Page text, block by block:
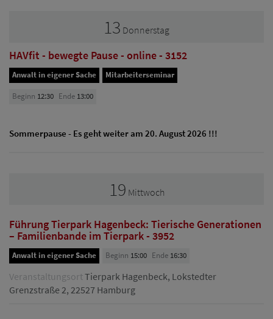
13 Donnerstag
HAVfit - bewegte Pause - online - 3152
Anwalt in eigener Sache Mitarbeiterseminar
Beginn 12:30 Ende 13:00
Sommerpause - Es geht weiter am 20. August 2026 !!!
19 Mittwoch
Führung Tierpark Hagenbeck: Tierische Generationen
– Familienbande im Tierpark - 3952
Anwalt in eigener Sache Beginn 15:00 Ende 16:30
VeranstaltungsortTierpark Hagenbeck, Lokstedter
Grenzstraße 2, 22527 Hamburg